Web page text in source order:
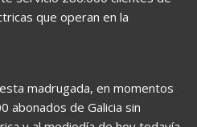
que operan en la
madrugada, en momentos
abonados de Galicia sin